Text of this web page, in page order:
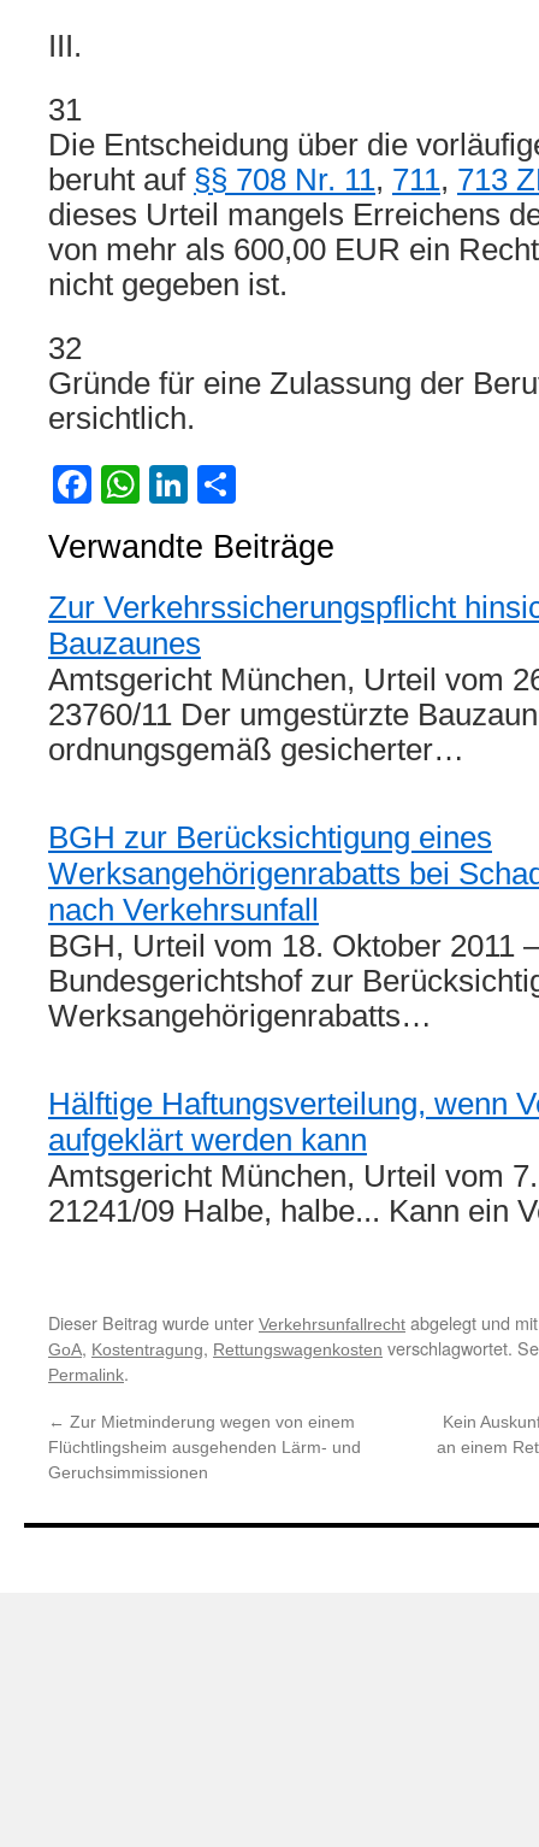
III.
31
Die Entscheidung über die
beruht auf §§ 708 Nr. 11, 711, 713
dieses Urteil mangels Erreichens
von mehr als 600,00 EUR ein
nicht gegeben ist.
32
Gründe für eine Zulassung der
ersichtlich.
Facebook
WhatsApp
LinkedIn
Verwandte Beiträge
Zur Verkehrssicherungspflicht
Bauzaunes
Amtsgericht München, Urteil vom
23760/11 Der umgestürzte
ordnungsgemäß gesicherter…
BGH zur Berücksichtigung eines
Werksangehörigenrabatts bei
nach Verkehrsunfall
BGH, Urteil vom 18. Oktober 2011
Bundesgerichtshof zur
Werksangehörigenrabatts…
Hälftige Haftungsverteilung, wenn
aufgeklärt werden kann
Amtsgericht München, Urteil vom
21241/09 Halbe, halbe... Kann ein
Dieser Beitrag wurde unter Verkehrsunfallrecht abgelegt und
GoA, Kostentragung, Rettungswagenkosten verschlagwortet.
Permalink.
← Zur Mietminderung wegen von einem
Flüchtlingsheim ausgehenden Lärm- und
Geruchsimmissionen
Kein
an einem